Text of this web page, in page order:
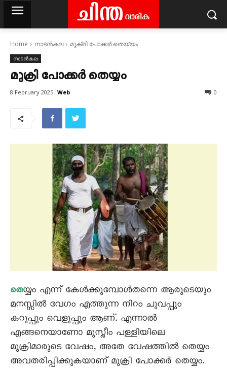
Home നാടൻകല മുക്രി പോക്കർ തെയ്യം
നാടൻകല
മുക്രി പോക്കർ തെയ്യം
8 February 2025 Web 0
തെയ്യം എന്ന് കേൾക്കുമ്പോൾതന്നെ ആരുടെയും
മനസ്സിൽ വേഗം എത്തുന്ന നിറം ചുവപ്പും
കറുപ്പും വെളുപ്പും ആണ്. എന്നാൽ
എങ്ങനെയാണോ മുസ്ലീം പള്ളിയിലെ
മുക്രിമാരുടെ വേഷം, അതേ വേഷത്തിൽ തെയ്യം
അവതരിപ്പിക്കുകയാണ് മുക്രി പോക്കർ തെയ്യം.